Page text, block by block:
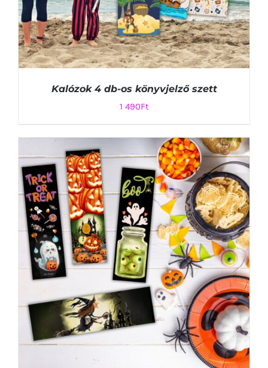
KOSÁRBA TESZEM
/
RÉSZLETEK
Kalózok 4 db-os könyvjelző szett
1 490Ft